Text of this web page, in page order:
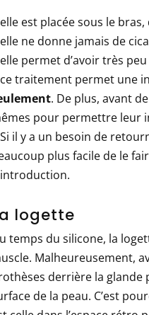
elle est placée sous le
elle ne donne jamais de
elle permet d’avoir très
ce traitement permet une
. De plus, avant
pour permettre leur
Si il y a un besoin de
plus facile de le
logette
temps du silicone, la
Malheureusement,
derrière la glande
de la peau. C’est